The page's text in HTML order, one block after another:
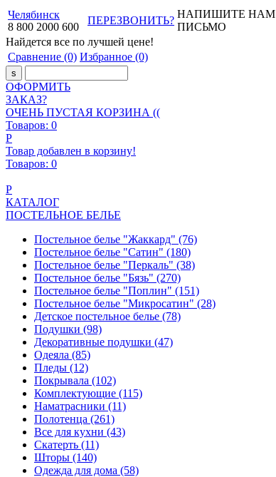
Челябинск
8 800 2000 600
ПЕРЕЗВОНИТЬ?
НАПИШИТЕ НАМ
ПИСЬМО
Найдется все по лучшей цене!
Сравнение (0) Избранное (0)
ОФОРМИТЬ
ЗАКАЗ?
ОЧЕНЬ ПУСТАЯ КОРЗИНА ((
Товаров: 0
Р
Товар добавлен в корзину!
Товаров: 0
Р
КАТАЛОГ
ПОСТЕЛЬНОЕ БЕЛЬЕ
Постельное белье "Жаккард" (76)
Постельное белье "Сатин" (180)
Постельное белье "Перкаль" (38)
Постельное белье "Бязь" (270)
Постельное белье "Поплин" (151)
Постельное белье "Микросатин" (28)
Детское постельное белье (78)
Подушки (98)
Декоративные подушки (47)
Одеяла (85)
Пледы (12)
Покрывала (102)
Комплектующие (115)
Наматрасники (11)
Полотенца (261)
Все для кухни (43)
Скатерть (11)
Шторы (140)
Одежда для дома (58)